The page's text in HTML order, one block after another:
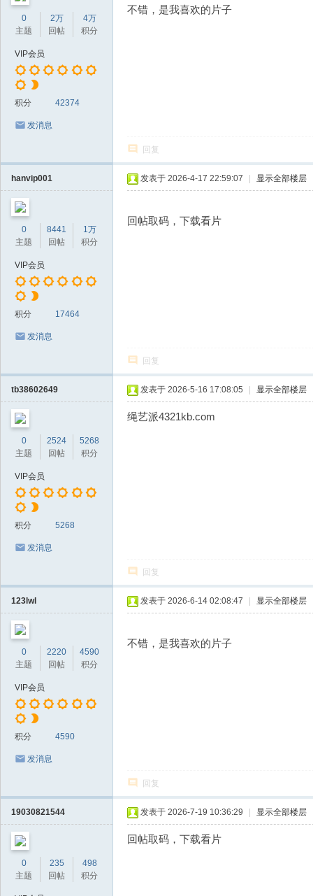
0
主题
2万
回帖
4万
积分
VIP会员
积分 42374
发消息
不错，是我喜欢的片子
回复
hanvip001
0
主题
8441
回帖
1万
积分
VIP会员
积分 17464
发消息
发表于 2026-4-17 22:59:07 显示全部楼层
回帖取码，下载看片
回复
tb38602649
0
主题
2524
回帖
5268
积分
VIP会员
积分 5268
发消息
发表于 2026-5-16 17:08:05 显示全部楼层
绳艺派4321kb.com
回复
123lwl
0
主题
2220
回帖
4590
积分
VIP会员
积分 4590
发消息
发表于 2026-6-14 02:08:47 显示全部楼层
不错，是我喜欢的片子
回复
19030821544
0
主题
235
回帖
498
积分
发表于 2026-7-19 10:36:29 显示全部楼层
回帖取码，下载看片